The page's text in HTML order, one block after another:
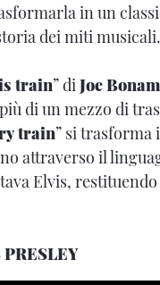
in un
dei miti musicali.
train” diJoe
di un mezzo di
train” si trasforma
attraverso il
Elvis,